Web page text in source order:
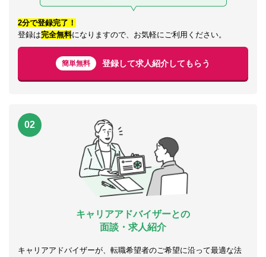
2分で登録完了！
登録は完全無料になりますので、お気軽にご利用ください。
簡単無料 登録して求人紹介してもらう
02
キャリアアドバイザーとの
面談・求人紹介
キャリアアドバイザーが、転職希望者のご希望に沿って最適な法